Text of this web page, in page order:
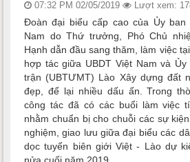
07:32 PM 02/05/2019 Lượt xem:
Đoàn đại biểu cấp cao của Ủy ban
Nam do Thứ trưởng, Phó Chủ
Hạnh dẫn đầu sang thăm, làm việc
hợp tác giữa UBDT Việt Nam và
trận (UBTƯMT) Lào Xây dựng đất
đẹp, để lại nhiều dấu ấn. Trong
công tác đã có các buổi làm việc
nhằm chuẩn bị cho chuỗi các sự
nghiệm, giao lưu giữa đại biểu các
dọc tuyến biên giới Việt - Lào dự